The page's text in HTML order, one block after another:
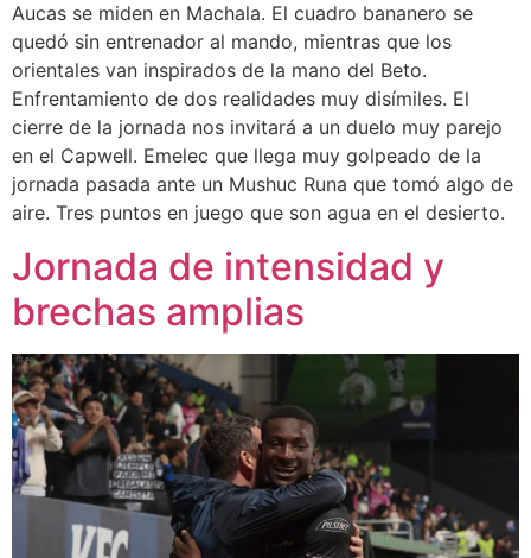
Aucas se miden en Machala. El cuadro bananero se
quedó sin entrenador al mando, mientras que los
orientales van inspirados de la mano del Beto.
Enfrentamiento de dos realidades muy disímiles. El
cierre de la jornada nos invitará a un duelo muy parejo
en el Capwell. Emelec que llega muy golpeado de la
jornada pasada ante un Mushuc Runa que tomó algo de
aire. Tres puntos en juego que son agua en el desierto.
Jornada de intensidad y
brechas amplias